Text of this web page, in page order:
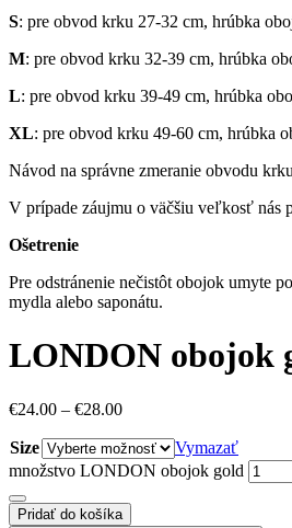
S: pre obvod krku 27-32 cm, hrúbka
M: pre obvod krku 32-39 cm, hrúbka
L: pre obvod krku 39-49 cm, hrúbka
XL: pre obvod krku 49-60 cm, hrúbka
Návod na správne zmeranie obvodu
V prípade záujmu o väčšiu veľkosť nás
Ošetrenie
Pre odstránenie nečistôt obojok umyte
mydla alebo saponátu.
LONDON obojok
€24.00 – €28.00
Size
Vymazať
množstvo LONDON obojok gold
Pridať do košíka